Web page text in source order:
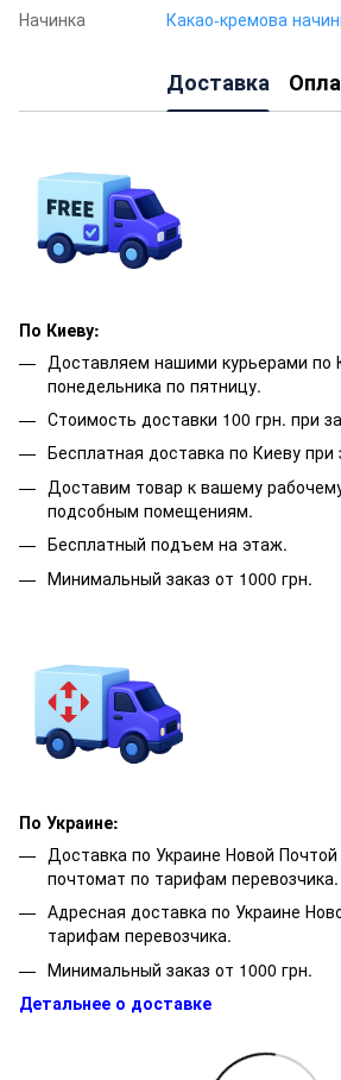
Начинка
Какао-кремова
Доставка
По Киеву:
Доставляем нашими курьерами по
понедельника по пятницу.
Стоимость доставки 100 грн. при
Бесплатная доставка по Киеву при
Доставим товар к вашему
подсобным помещениям.
Бесплатный подъем на этаж.
Минимальный заказ от 1000 грн.
По Украине:
Доставка по Украине Новой
почтомат по тарифам перевозчика.
Адресная доставка по Украине
тарифам перевозчика.
Минимальный заказ от 1000 грн.
Детальнее о доставке